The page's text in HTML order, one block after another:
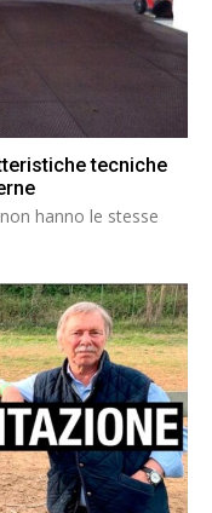
tecniche
hanno le stesse